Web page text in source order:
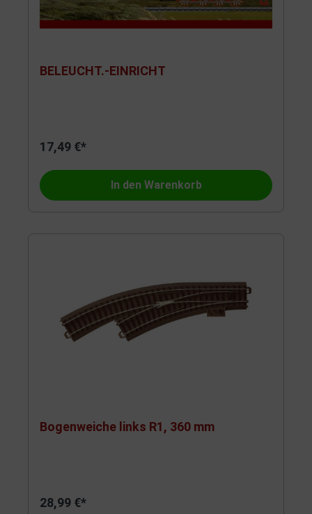
BELEUCHT.-EINRICHT
17,49 €*
In den Warenkorb
Bogenweiche links R1, 360 mm
28,99 €*